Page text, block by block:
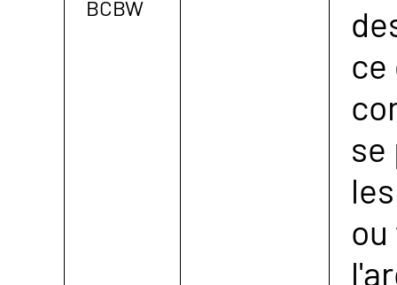
BCBW
ce
se